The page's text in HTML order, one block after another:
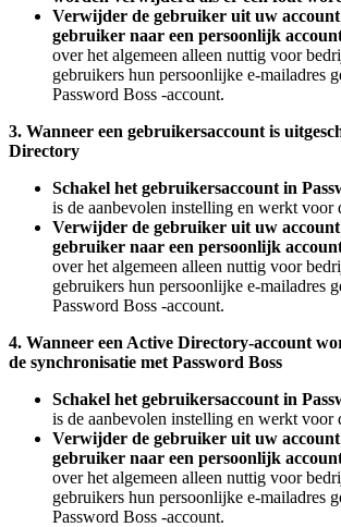
Verwijder de gebruiker uit uw account
gebruiker naar een persoonlijk
over het algemeen alleen nuttig voor
gebruikers hun persoonlijke e-mailadres
Password Boss -account.
3. Wanneer een gebruikersaccount is
Directory
Schakel het gebruikersaccount in
is de aanbevolen instelling en werkt voor
Verwijder de gebruiker uit uw account
gebruiker naar een persoonlijk
over het algemeen alleen nuttig voor
gebruikers hun persoonlijke e-mailadres
Password Boss -account.
4. Wanneer een Active Directory-account
de synchronisatie met Password Boss
Schakel het gebruikersaccount in
is de aanbevolen instelling en werkt voor
Verwijder de gebruiker uit uw account
gebruiker naar een persoonlijk
over het algemeen alleen nuttig voor
gebruikers hun persoonlijke e-mailadres
Password Boss -account.